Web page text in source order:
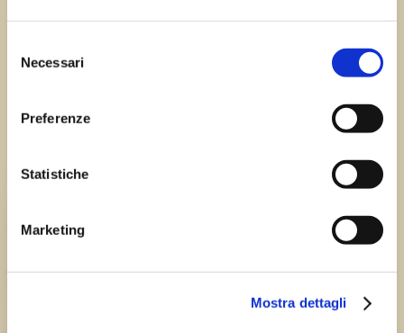
delNecessari
Preferenze
Statistiche
Marketing
Mostra dettagli
Chi siamo
TEAM